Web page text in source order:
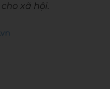
xã hội.